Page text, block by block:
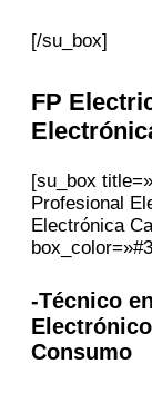
[/su_box]
FP
[su_box
Profesional
Electrónica
-Técnico
Consumo